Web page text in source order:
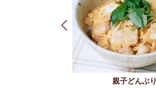
親子どんぶり